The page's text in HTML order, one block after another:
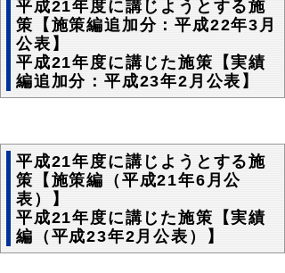
平成21年度に講じようとする施
策【施策編追加分：平成22年3月
公表】
平成21年度に講じた施策【実績
編追加分：平成23年2月公表】
平成21年度に講じようとする施
策【施策編（平成21年6月公
表）】
平成21年度に講じた施策【実績
編（平成23年2月公表）】